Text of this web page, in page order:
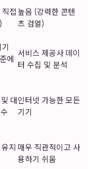
접 높음 (강력한 콘텐
츠 검열)
에 서비스 제공사 데이
터 수집 및 분석
대인터넷 가능한 모든
기기
지 매우 직관적이고 사
용하기 쉬움